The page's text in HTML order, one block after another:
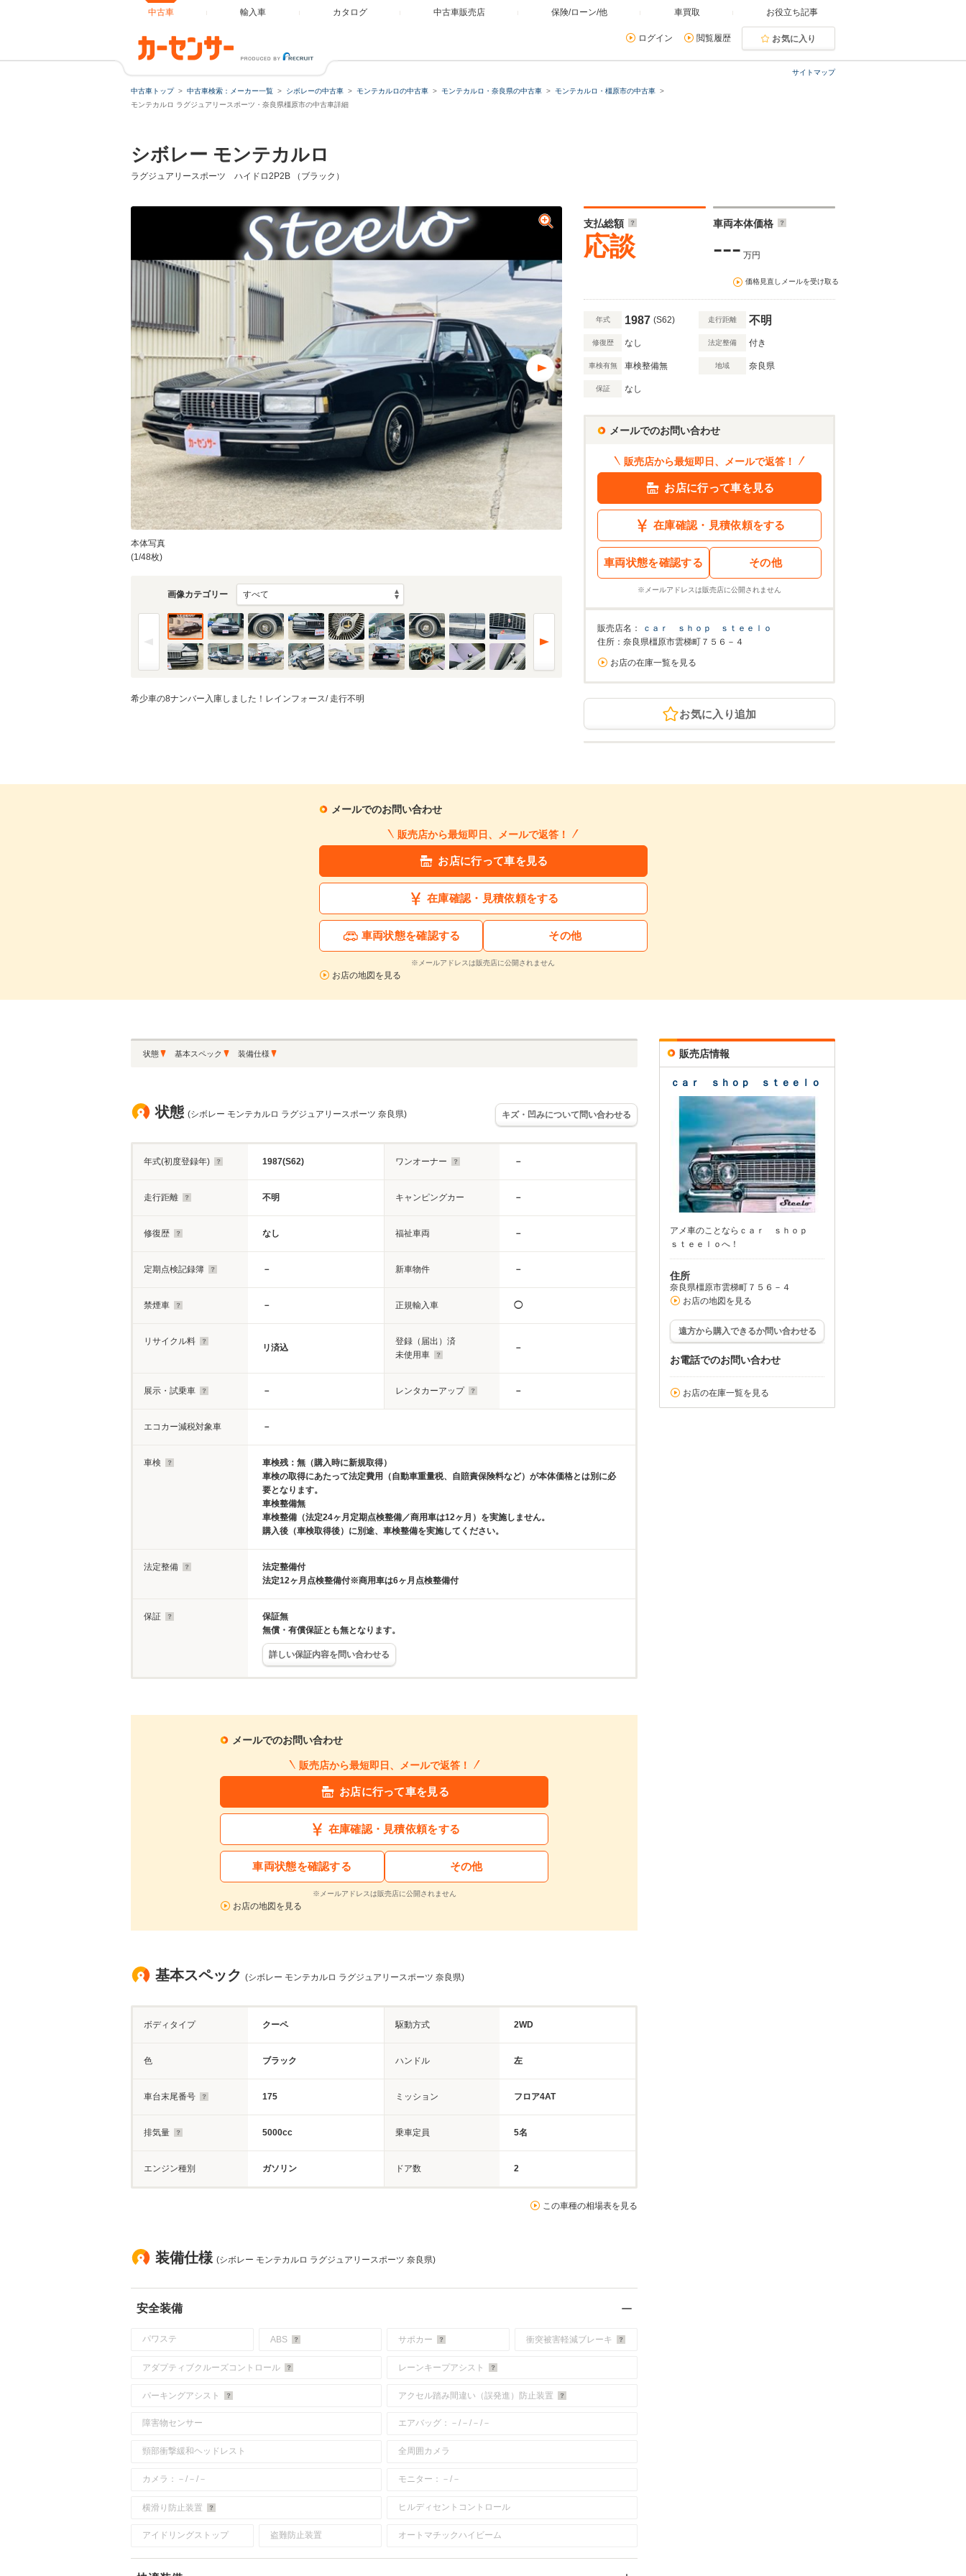
中古車 輸入車 カタログ 中古車販売店 保険/ローン/他 車買取 お役立ち記事
ログイン 閲覧履歴 お気に入り
サイトマップ
中古車トップ 中古車検索：メーカー一覧 シボレーの中古車 モンテカルロの中古車 モンテカルロ・奈良県の中古車
モンテカルロ・橿原市の中古車
モンテカルロ ラグジュアリースポーツ・奈良県橿原市の中古車詳細
シボレー モンテカルロ
ラグジュアリースポーツ ハイドロ2P2B （ブラック）
本体写真
(1/48枚)
画像カテゴリー
希少車の8ナンバー入庫しました！レインフォース/ 走行不明
支払総額
応談
車両本体価格
--- 万円
価格見直しメールを受け取る
年式 1987 (S62) 走行距離 不明
修復歴 なし 法定整備 付き
車検有無 車検整備無 地域 奈良県
保証 なし
メールでのお問い合わせ
販売店から最短即日、メールで返答！
お店に行って車を見る
在庫確認・見積依頼をする
車両状態を確認する その他
※メールアドレスは販売店に公開されません
販売店名：
ｃａｒ ｓｈｏｐ ｓｔｅｅｌｏ
住所：奈良県橿原市雲梯町７５６－４
お店の在庫一覧を見る
お気に入り追加
メールでのお問い合わせ
販売店から最短即日、メールで返答！
お店に行って車を見る
在庫確認・見積依頼をする
車両状態を確認する その他
※メールアドレスは販売店に公開されません
お店の地図を見る
状態 基本スペック 装備仕様
状態 (シボレー モンテカルロ ラグジュアリースポーツ 奈良県) キズ・凹みについて問い合わせる
年式(初度登録年) 1987(S62) ワンオーナー －
走行距離 不明 キャンピングカー －
修復歴 なし 福祉車両 －
定期点検記録簿 － 新車物件 －
禁煙車 － 正規輸入車 ◯
リサイクル料
リ済込
登録（届出）済
未使用車
－
展示・試乗車 － レンタカーアップ －
エコカー減税対象車 －
車検
車検残：無（購入時に新規取得）
車検の取得にあたって法定費用（自動車重量税、自賠責保険料など）が本体価格とは別に必
要となります。
車検整備無
車検整備（法定24ヶ月定期点検整備／商用車は12ヶ月）を実施しません。
購入後（車検取得後）に別途、車検整備を実施してください。
法定整備
法定整備付
法定12ヶ月点検整備付※商用車は6ヶ月点検整備付
保証
保証無
無償・有償保証とも無となります。
詳しい保証内容を問い合わせる
メールでのお問い合わせ
販売店から最短即日、メールで返答！
お店に行って車を見る
在庫確認・見積依頼をする
車両状態を確認する その他
※メールアドレスは販売店に公開されません
お店の地図を見る
基本スペック (シボレー モンテカルロ ラグジュアリースポーツ 奈良県)
ボディタイプ クーペ 駆動方式 2WD
色 ブラック ハンドル 左
車台末尾番号 175 ミッション フロア4AT
排気量 5000cc 乗車定員 5名
エンジン種別 ガソリン ドア数 2
この車種の相場表を見る
装備仕様 (シボレー モンテカルロ ラグジュアリースポーツ 奈良県)
安全装備
パワステ ABS サポカー 衝突被害軽減ブレーキ
アダプティブクルーズコントロール レーンキープアシスト
パーキングアシスト アクセル踏み間違い（誤発進）防止装置
障害物センサー エアバッグ：－/－/－/－
頸部衝撃緩和ヘッドレスト 全周囲カメラ
カメラ：－/－/－ モニター：－/－
横滑り防止装置 ヒルディセントコントロール
アイドリングストップ 盗難防止装置 オートマチックハイビーム
販売店情報
ｃａｒ ｓｈｏｐ ｓｔｅｅｌｏ
アメ車のことならｃａｒ ｓｈｏｐ
ｓｔｅｅｌｏへ！
住所
奈良県橿原市雲梯町７５６－４
お店の地図を見る
遠方から購入できるか問い合わせる
お電話でのお問い合わせ
お店の在庫一覧を見る